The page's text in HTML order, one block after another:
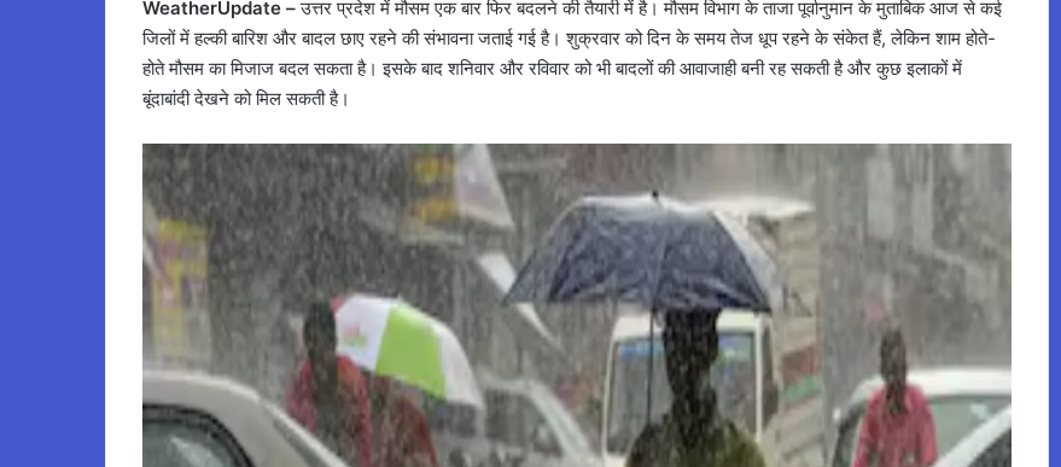
WeatherUpdate –उत्तर प्रदेश में मौसम एक बार फिर बदलने की तैयारी में है। मौसम विभाग के ताजा पूर्वानुमान के मुताबिक आज से कई
जिलों में हल्की बारिश और बादल छाए रहने की संभावना जताई गई है। शुक्रवार को दिन के समय तेज धूप रहने के संकेत हैं, लेकिन शाम होते-
होते मौसम का मिजाज बदल सकता है। इसके बाद शनिवार और रविवार को भी बादलों की आवाजाही बनी रह सकती है और कुछ इलाकों में
बूंदाबांदी देखने को मिल सकती है।